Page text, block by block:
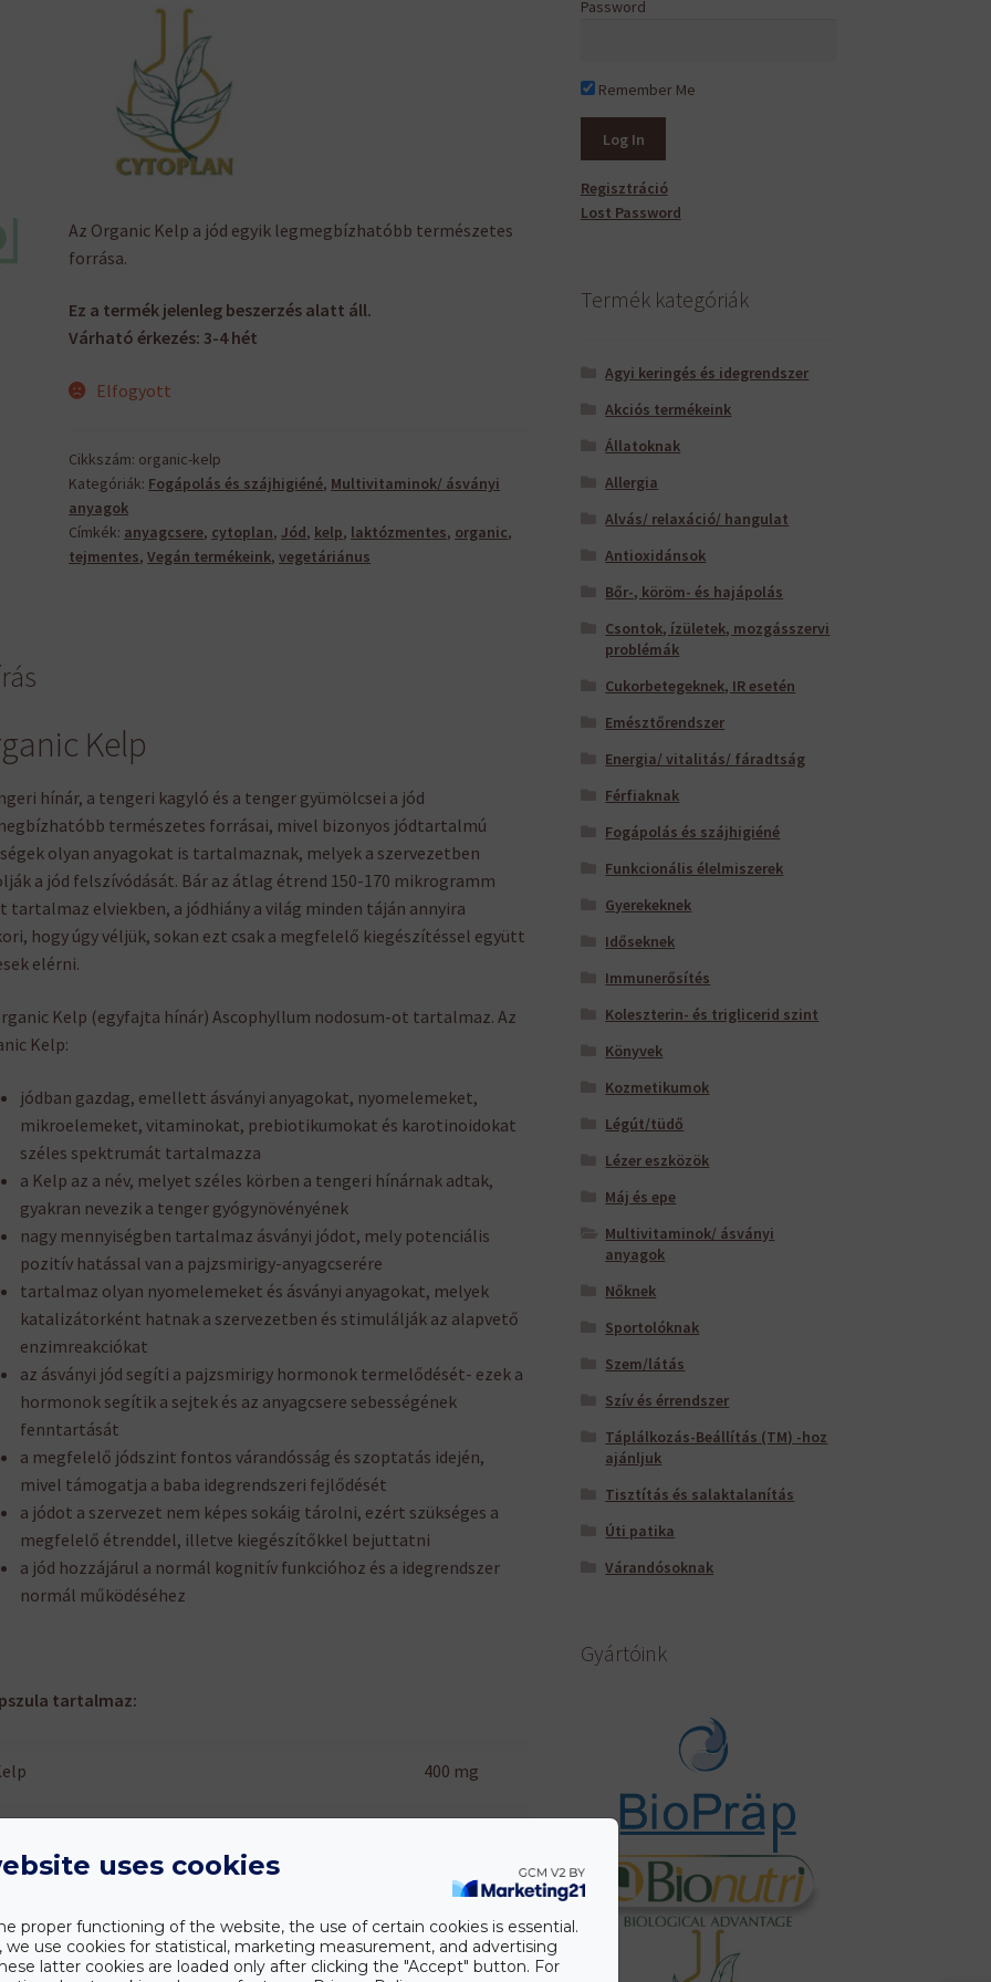
Az Organic Kelp a jód egyik legmegbízhatóbb természetes
forrása.
Ez a termék jelenleg beszerzés alatt áll.
Várható érkezés: 3-4 hét
Elfogyott
Cikkszám: organic-kelp
Kategóriák: Fogápolás és szájhigiéné, Multivitaminok/ ásványi
anyagok
Címkék: anyagcsere, cytoplan,Jód, kelp, laktózmentes, organic,
tejmentes,Vegán termékeink,vegetáriánus
Kelp
hínár, a tengeri kagyló és a tenger gyümölcsei a jód
természetes forrásai, mivel bizonyos jódtartalmú
olyan anyagokat is tartalmaznak, melyek a szervezetben
a jód felszívódását. Bár az átlag étrend 150-170 mikrogramm
tartalmaz elviekben, a jódhiány a világ minden táján annyira
hogy úgy véljük, sokan ezt csak a megfelelő kiegészítéssel együtt
elérni.
Kelp (egyfajta hínár) Ascophyllum nodosum-ot tartalmaz. Az
Kelp:
jódban gazdag, emellett ásványi anyagokat, nyomelemeket,
mikroelemeket, vitaminokat, prebiotikumokat és karotinoidokat
széles spektrumát tartalmazza
a Kelp az a név, melyet széles körben a tengeri hínárnak adtak,
gyakran nevezik a tenger gyógynövényének
nagy mennyiségben tartalmaz ásványi jódot, mely potenciális
pozitív hatással van a pajzsmirigy-anyagcserére
tartalmaz olyan nyomelemeket és ásványi anyagokat, melyek
katalizátorként hatnak a szervezetben és stimulálják az alapvető
enzimreakciókat
az ásványi jód segíti a pajzsmirigy hormonok termelődését- ezek a
hormonok segítik a sejtek és az anyagcsere sebességének
fenntartását
a megfelelő jódszint fontos várandósság és szoptatás idején,
mivel támogatja a baba idegrendszeri fejlődését
a jódot a szervezet nem képes sokáig tárolni, ezért szükséges a
megfelelő étrenddel, illetve kiegészítőkkel bejuttatni
a jód hozzájárul a normál kognitív funkcióhoz és a idegrendszer
normál működéséhez
tartalmaz:
400 mg
: Ogranic Kelp (Ascophyllum nodosum, Organic Cert
Password
Remember Me
Regisztráció
Lost Password
Termék kategóriák
Agyi keringés és idegrendszer
Akciós termékeink
Állatoknak
Allergia
Alvás/ relaxáció/ hangulat
Antioxidánsok
Bőr-, köröm- és hajápolás
Csontok, ízületek, mozgásszervi
problémák
Cukorbetegeknek, IR esetén
Emésztőrendszer
Energia/ vitalitás/ fáradtság
Férfiaknak
Fogápolás és szájhigiéné
Funkcionális élelmiszerek
Gyerekeknek
Időseknek
Immunerősítés
Koleszterin- és triglicerid szint
Könyvek
Kozmetikumok
Légút/tüdő
Lézer eszközök
Máj és epe
Multivitaminok/ ásványi
anyagok
Nőknek
Sportolóknak
Szem/látás
Szív és érrendszer
Táplálkozás-Beállítás (TM) -hoz
ajánljuk
Tisztítás és salaktalanítás
Úti patika
Várandósoknak
Gyártóink
uses cookies
proper functioning of the website, the use of certain cookies is essential.
we use cookies for statistical, marketing measurement, and advertising
latter cookies are loaded only after clicking the "Accept" button. For